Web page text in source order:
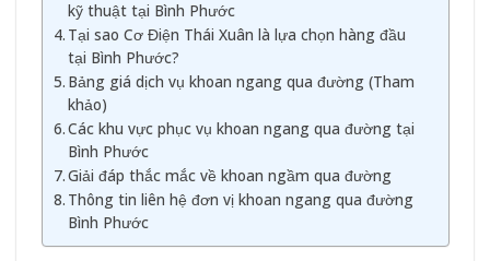
kỹ thuật tại Bình Phước
Tại sao Cơ Điện Thái Xuân là lựa chọn hàng đầu
tại Bình Phước?
Bảng giá dịch vụ khoan ngang qua đường (Tham
khảo)
Các khu vực phục vụ khoan ngang qua đường tại
Bình Phước
Giải đáp thắc mắc về khoan ngầm qua đường
Thông tin liên hệ đơn vị khoan ngang qua đường
Bình Phước